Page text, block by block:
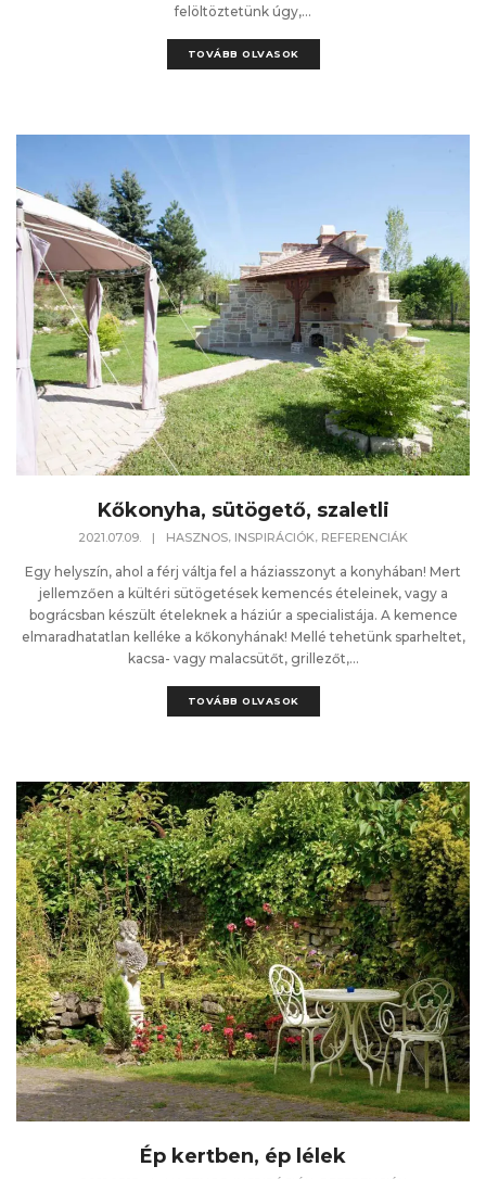
felöltöztetünk úgy,...
TOVÁBB OLVASOK
Kőkonyha, sütögető, szaletli
2021.07.09. | HASZNOS INSPIRÁCIÓK REFERENCIÁK
Egy helyszín, ahol a férj váltja fel a háziasszonyt a konyhában! Mert
jellemzően a kültéri sütögetések kemencés ételeinek, vagy a
bográcsban készült ételeknek a háziúr a specialistája. A kemence
elmaradhatatlan kelléke a kőkonyhának! Mellé tehetünk sparheltet,
kacsa- vagy malacsütőt, grillezőt,...
TOVÁBB OLVASOK
Ép kertben, ép lélek